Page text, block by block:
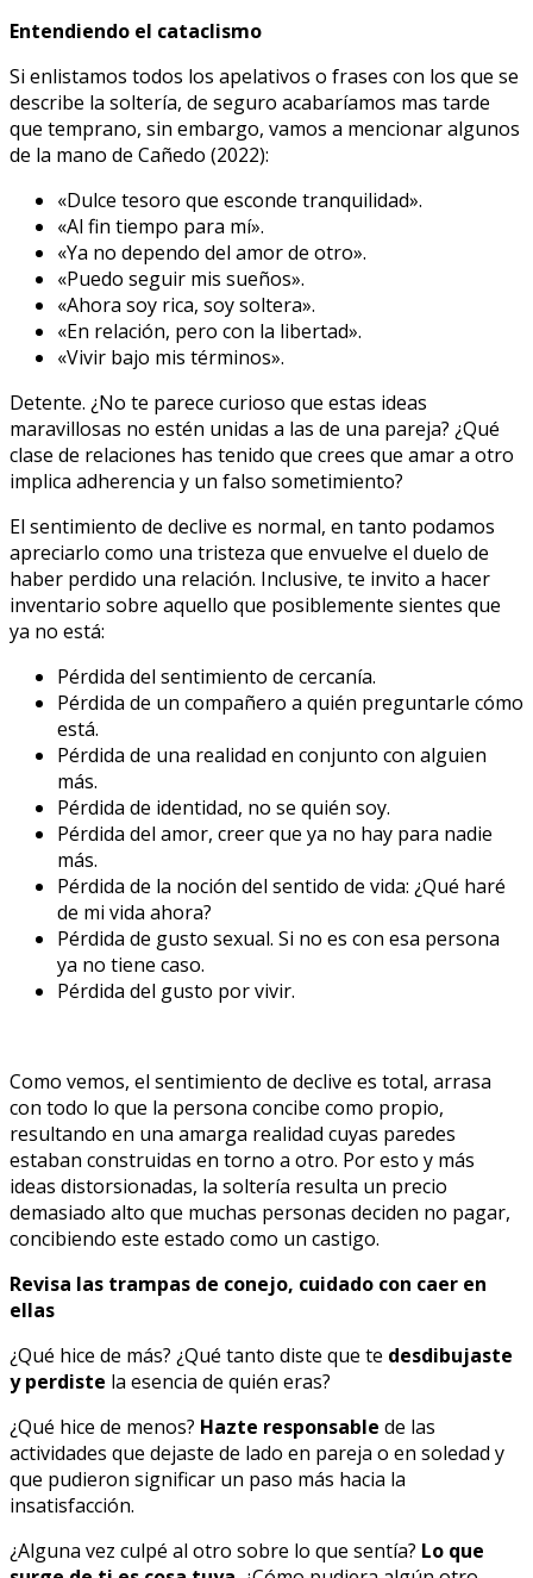
Entendiendo el cataclismo
Si enlistamos todos los apelativos o frases con los que se
describe la soltería, de seguro acabaríamos mas tarde
que temprano, sin embargo, vamos a mencionar algunos
de la mano de Cañedo (2022):
«Dulce tesoro que esconde tranquilidad».
«Al fin tiempo para mí».
«Ya no dependo del amor de otro».
«Puedo seguir mis sueños».
«Ahora soy rica, soy soltera».
«En relación, pero con la libertad».
«Vivir bajo mis términos».
Detente. ¿No te parece curioso que estas ideas
maravillosas no estén unidas a las de una pareja? ¿Qué
clase de relaciones has tenido que crees que amar a otro
implica adherencia y un falso sometimiento?
El sentimiento de declive es normal, en tanto podamos
apreciarlo como una tristeza que envuelve el duelo de
haber perdido una relación. Inclusive, te invito a hacer
inventario sobre aquello que posiblemente sientes que
ya no está:
Pérdida del sentimiento de cercanía.
Pérdida de un compañero a quién preguntarle cómo
está.
Pérdida de una realidad en conjunto con alguien
más.
Pérdida de identidad, no se quién soy.
Pérdida del amor, creer que ya no hay para nadie
más.
Pérdida de la noción del sentido de vida: ¿Qué haré
de mi vida ahora?
Pérdida de gusto sexual. Si no es con esa persona
ya no tiene caso.
Pérdida del gusto por vivir.
Como vemos, el sentimiento de declive es total, arrasa
con todo lo que la persona concibe como propio,
resultando en una amarga realidad cuyas paredes
estaban construidas en torno a otro. Por esto y más
ideas distorsionadas, la soltería resulta un precio
demasiado alto que muchas personas deciden no pagar,
concibiendo este estado como un castigo.
Revisa las trampas de conejo, cuidado con caer en
ellas
¿Qué hice de más? ¿Qué tanto diste que te desdibujaste
y perdiste la esencia de quién eras?
¿Qué hice de menos? Hazte responsable de las
actividades que dejaste de lado en pareja o en soledad y
que pudieron significar un paso más hacia la
insatisfacción.
¿Alguna vez culpé al otro sobre lo que sentía? Lo que